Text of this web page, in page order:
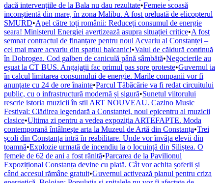
dacă intervențiile de la Bala nu dau rezultate•Femeie scoasă
inconștientă din mare, în zona Malibu. A fost preluată de elicopterul
SMURD•Apel către toți românii: Reduceți consumul de energie
seara! Ministerul Energiei avertizează asupra situației critice•A fost
semnat contractul de finanțare pentru noul Acvariu al Constanței –
cel mai mare acvariu din spațiul balcanic!•Valul de căldură continuă
în Dobrogea. Cod galben de caniculă până sâmbătă•Negocierile au
eșuat la CT BUS. Angajații fac primul pas spre proteste•Guvernul ia
în calcul limitarea consumului de energie. Marile companii vor fi
anunțate cu 24 de ore înainte•Parcul Tăbăcărie va fi redat circuitului
public, cu o infrastructură modernă și sigură•Sunetul viitorului
rescrie istoria muzicii în stil ART NOUVEAU. Cazino Music
Festival: Clădirea legendară a Constanței, noul epicentru al muzicii
clasice•Ultima zi pentru a vedea expoziția ARTEFAPTE. Moda
contemporană întâlnește arta la Muzeul de Artă din Constanța•Trei
școli din Constanța intră în reabilitare. Unde vor învăța elevii din
toamnă•Explozie urmată de incendiu la o locuință din Siliștea. O
femeie de 62 de ani a fost rănită•Parcarea de la Pavilionul
Expozițional Constanța devine cu plată. Cât vor achita șoferii și
când accesul rămâne gratuit•Guvernul activează planul pentru criza